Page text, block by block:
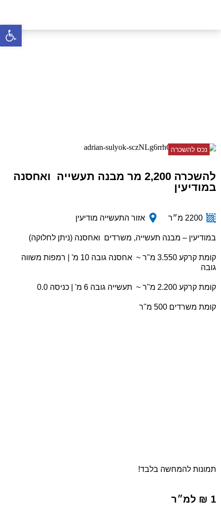
נכס להשכרה
להשכרה 2,200 מר מבנה תעשייה ואחסנה
במודיעין
2200 מ״ר אזור התעשייה מודיעין
במודיעין – מבנה תעשייה, משרדים ואחסנה (ניתן לחלוקה)
קומת קרקע 3.550 מ"ר ~ אחסנה גובה 10 מ' | רמפות משווה
גובה
קומת קרקע 2.200 מ"ר ~ תעשייה גובה 6 מ' | כניסה 0.0
קומת משרדים 500 מ"ר
תמונות להמחשה בלבד!
1 ₪ למ״ר
פתח